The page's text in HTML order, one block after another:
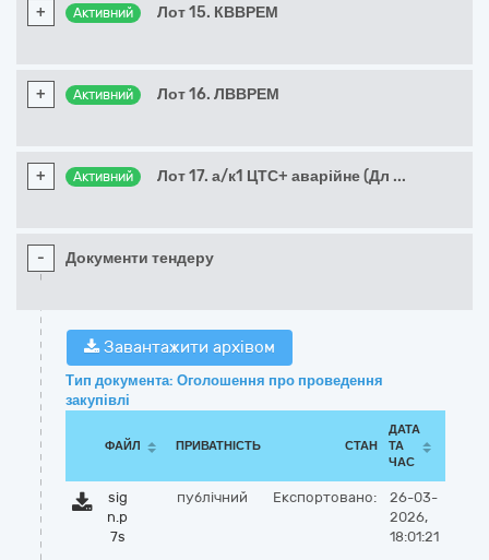
+ Активний Лот 15. КВВРЕМ
+ Активний Лот 16. ЛВВРЕМ
+ Активний Лот 17. а/к1 ЦТС+ аварійне (Дл ...
- Документи тендеру
Завантажити архівом
Тип документа: Оголошення про проведення
закупівлі
ФАЙЛ ПРИВАТНІСТЬ СТАН
ДАТА
ТА
ЧАС
sig
n.p
7s
публічний Експортовано:
26-03-
2026,
18:01:21